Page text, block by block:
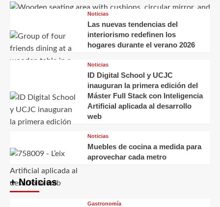
Noticias
Las nuevas tendencias del
interiorismo redefinen los
hogares durante el verano 2026
Noticias
ID Digital School y UCJC
inauguran la primera edición del
Máster Full Stack con Inteligencia
Artificial aplicada al desarrollo
web
Noticias
Muebles de cocina a medida para
aprovechar cada metro
+ Noticias
Gastronomía